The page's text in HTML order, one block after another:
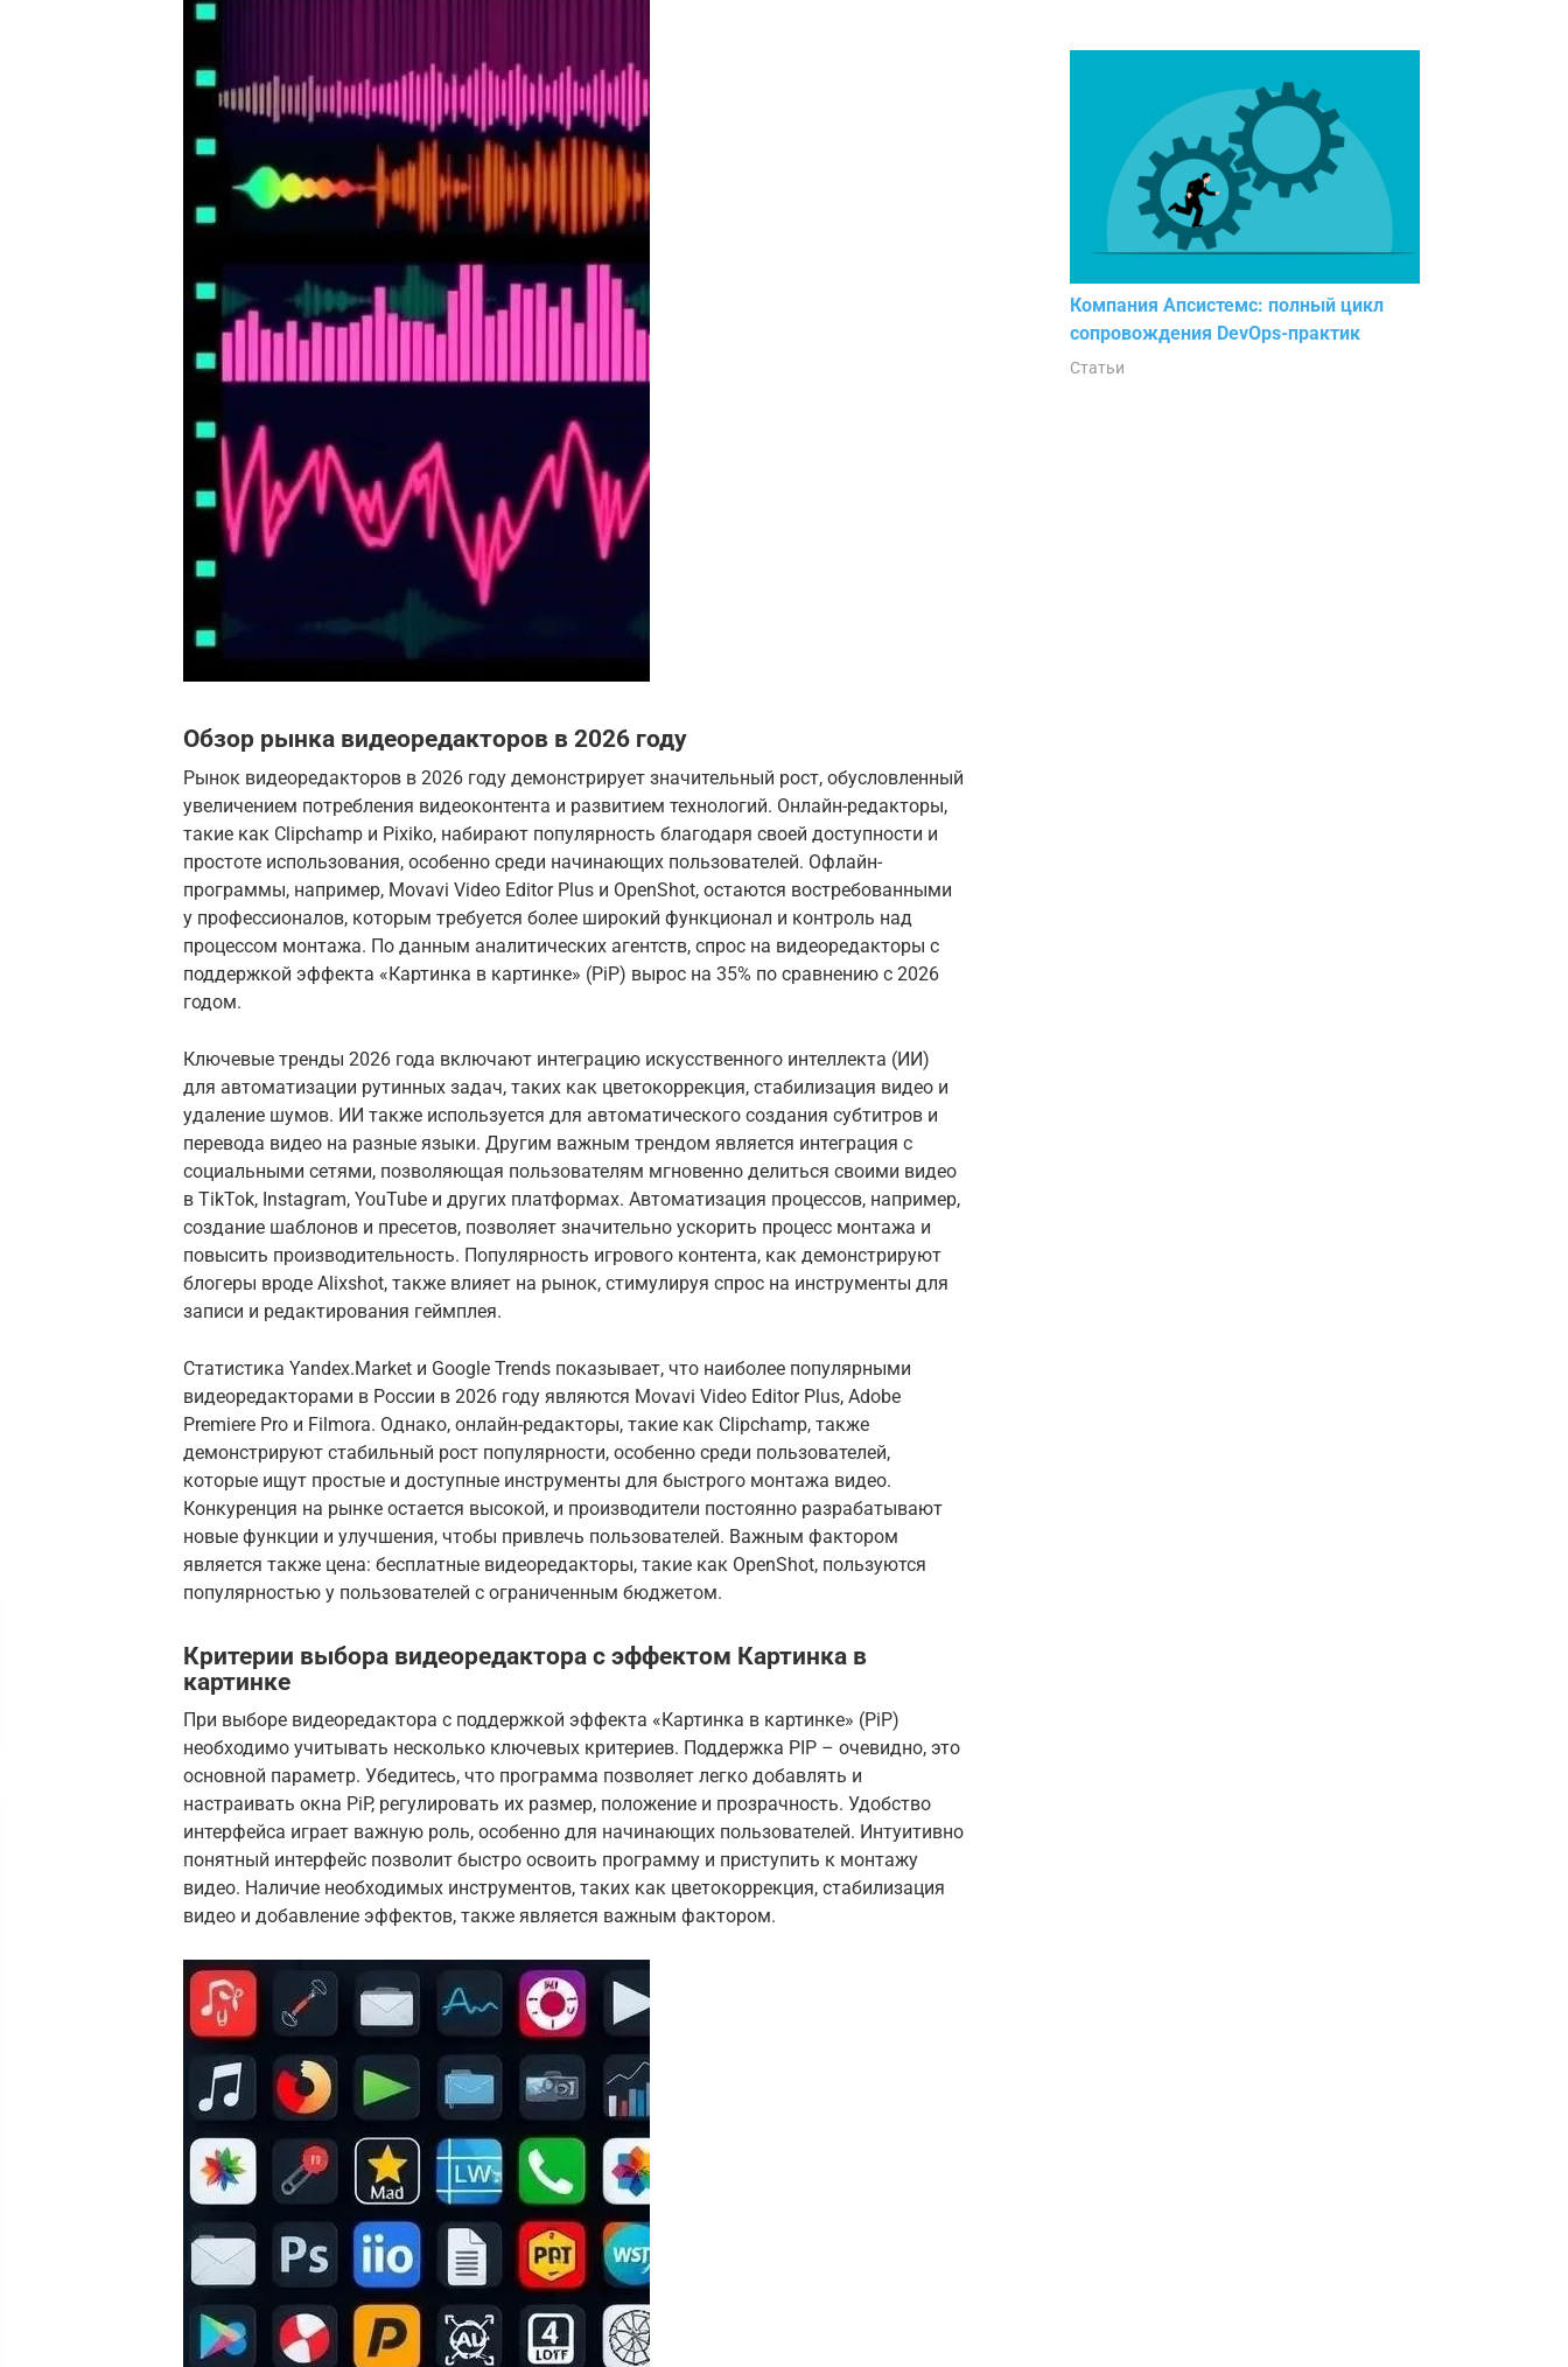
Обзор рынка видеоредакторов в 2026 году
Рынок видеоредакторов в 2026 году демонстрирует значительный рост, обусловленный
увеличением потребления видеоконтента и развитием технологий. Онлайн-редакторы,
такие как Clipchamp и Pixiko, набирают популярность благодаря своей доступности и
простоте использования, особенно среди начинающих пользователей. Офлайн-
программы, например, Movavi Video Editor Plus и OpenShot, остаются востребованными
у профессионалов, которым требуется более широкий функционал и контроль над
процессом монтажа. По данным аналитических агентств, спрос на видеоредакторы с
поддержкой эффекта «Картинка в картинке» (PiP) вырос на 35% по сравнению с 2026
годом.
Ключевые тренды 2026 года включают интеграцию искусственного интеллекта (ИИ)
для автоматизации рутинных задач, таких как цветокоррекция, стабилизация видео и
удаление шумов. ИИ также используется для автоматического создания субтитров и
перевода видео на разные языки. Другим важным трендом является интеграция с
социальными сетями, позволяющая пользователям мгновенно делиться своими видео
в TikTok, Instagram, YouTube и других платформах. Автоматизация процессов, например,
создание шаблонов и пресетов, позволяет значительно ускорить процесс монтажа и
повысить производительность. Популярность игрового контента, как демонстрируют
блогеры вроде Alixshot, также влияет на рынок, стимулируя спрос на инструменты для
записи и редактирования геймплея.
Статистика Yandex.Market и Google Trends показывает, что наиболее популярными
видеоредакторами в России в 2026 году являются Movavi Video Editor Plus, Adobe
Premiere Pro и Filmora. Однако, онлайн-редакторы, такие как Clipchamp, также
демонстрируют стабильный рост популярности, особенно среди пользователей,
которые ищут простые и доступные инструменты для быстрого монтажа видео.
Конкуренция на рынке остается высокой, и производители постоянно разрабатывают
новые функции и улучшения, чтобы привлечь пользователей. Важным фактором
является также цена: бесплатные видеоредакторы, такие как OpenShot, пользуются
популярностью у пользователей с ограниченным бюджетом.
Критерии выбора видеоредактора с эффектом Картинка в
картинке
При выборе видеоредактора с поддержкой эффекта «Картинка в картинке» (PiP)
необходимо учитывать несколько ключевых критериев. Поддержка PIP – очевидно, это
основной параметр. Убедитесь, что программа позволяет легко добавлять и
настраивать окна PiP, регулировать их размер, положение и прозрачность. Удобство
интерфейса играет важную роль, особенно для начинающих пользователей. Интуитивно
понятный интерфейс позволит быстро освоить программу и приступить к монтажу
видео. Наличие необходимых инструментов, таких как цветокоррекция, стабилизация
видео и добавление эффектов, также является важным фактором.
Компания Апсистемс: полный цикл
сопровождения DevOps-практик
Статьи